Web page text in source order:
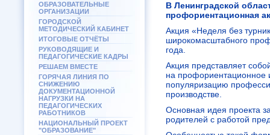
ОБРАЗОВАТЕЛЬНЫЕ
ОРГАНИЗАЦИИ
ГОРОДСКОЙ
МЕТОДИЧЕСКИЙ КАБИНЕТ
ИТОГОВЫЕ ОТЧЁТЫ
РУКОВОДЯЩИЕ И
ПЕДАГОГИЧЕСКИЕ КАДРЫ
РЕШАЕМ ВМЕСТЕ
ГОРЯЧАЯ ЛИНИЯ ПО
СНИЖЕНИЮ
ДОКУМЕНТАЦИОННОЙ
НАГРУЗКИ НА
ПЕДАГОГИЧЕСКИХ
РАБОТНИКОВ
НАЦИОНАЛЬНЫЙ ПРОЕКТ
"ОБРАЗОВАНИЕ"
В Ленинградской
профориентационная
Акция «Неделя без
широкомасштабного
года.
Акция представляет
на профориентационное
популяризацию
производстве.
Основная идея проекта
родителей с работой